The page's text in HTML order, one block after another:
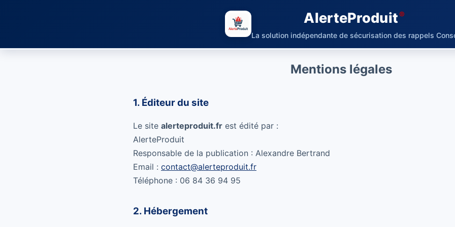
AlerteProduit
La solution indépendante de sécurisation des rappels
Mentions légales
1. Éditeur du site
Le site alerteproduit.fr est édité par :
AlerteProduit
Responsable de la publication : Alexandre Bertrand
Email : contact@alerteproduit.fr
Téléphone : 06 84 36 94 95
2. Hébergement